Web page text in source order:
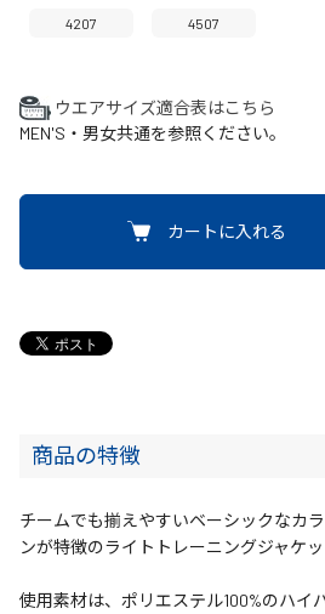
4207 4507
ウエアサイズ適合表はこちら
MEN'S・男女共通を参照ください。
カートに入れる
商品の特徴
チームでも揃えやすいベーシックなカ
ンが特徴のライトトレーニングジャケッ
使用素材は、ポリエステル100%のハイ